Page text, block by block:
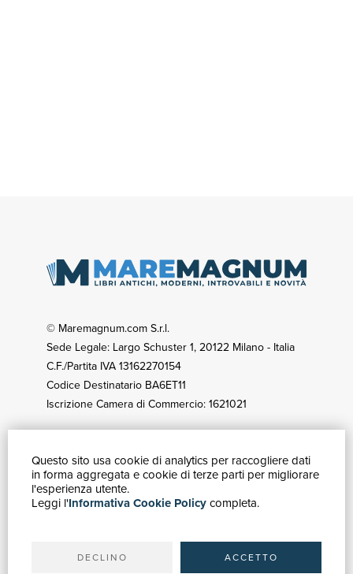
Questo sito usa cookie di analytics per raccogliere dati
in forma aggregata e cookie di terze parti per migliorare
l'esperienza utente.
Leggi l'Informativa Cookie Policycompleta.
DECLINO ACCETTO
© Maremagnum.com S.r.l.
Sede Legale: Largo Schuster 1, 20122 Milano - Italia
C.F./Partita IVA 13162270154
Codice Destinatario BA6ET11
Iscrizione Camera di Commercio: 1621021
GUIDA ACQUISTI
Ricerca avanzata
Spedizioni